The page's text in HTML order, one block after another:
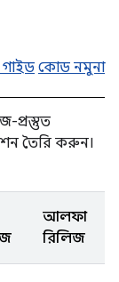
গাইডকোড নমুনা
প্রস্তুত
তৈরি করুন।
আলফা
রিলিজ